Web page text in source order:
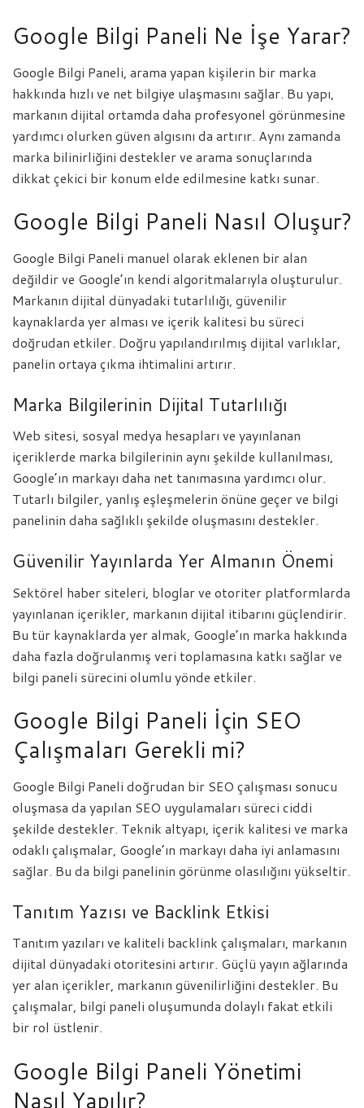
Google Bilgi Paneli Ne İşe Yarar?
Google Bilgi Paneli, arama yapan kişilerin bir marka
hakkında hızlı ve net bilgiye ulaşmasını sağlar. Bu yapı,
markanın dijital ortamda daha profesyonel görünmesine
yardımcı olurken güven algısını da artırır. Aynı zamanda
marka bilinirliğini destekler ve arama sonuçlarında
dikkat çekici bir konum elde edilmesine katkı sunar.
Google Bilgi Paneli Nasıl Oluşur?
Google Bilgi Paneli manuel olarak eklenen bir alan
değildir ve Google’ın kendi algoritmalarıyla oluşturulur.
Markanın dijital dünyadaki tutarlılığı, güvenilir
kaynaklarda yer alması ve içerik kalitesi bu süreci
doğrudan etkiler. Doğru yapılandırılmış dijital varlıklar,
panelin ortaya çıkma ihtimalini artırır.
Marka Bilgilerinin Dijital Tutarlılığı
Web sitesi, sosyal medya hesapları ve yayınlanan
içeriklerde marka bilgilerinin aynı şekilde kullanılması,
Google’ın markayı daha net tanımasına yardımcı olur.
Tutarlı bilgiler, yanlış eşleşmelerin önüne geçer ve bilgi
panelinin daha sağlıklı şekilde oluşmasını destekler.
Güvenilir Yayınlarda Yer Almanın Önemi
Sektörel haber siteleri, bloglar ve otoriter platformlarda
yayınlanan içerikler, markanın dijital itibarını güçlendirir.
Bu tür kaynaklarda yer almak, Google’ın marka hakkında
daha fazla doğrulanmış veri toplamasına katkı sağlar ve
bilgi paneli sürecini olumlu yönde etkiler.
Google Bilgi Paneli İçin SEO
Çalışmaları Gerekli mi?
Google Bilgi Paneli doğrudan bir SEO çalışması sonucu
oluşmasa da yapılan SEO uygulamaları süreci ciddi
şekilde destekler. Teknik altyapı, içerik kalitesi ve marka
odaklı çalışmalar, Google’ın markayı daha iyi anlamasını
sağlar. Bu da bilgi panelinin görünme olasılığını yükseltir.
Tanıtım Yazısı ve Backlink Etkisi
Tanıtım yazıları ve kaliteli backlink çalışmaları, markanın
dijital dünyadaki otoritesini artırır. Güçlü yayın ağlarında
yer alan içerikler, markanın güvenilirliğini destekler. Bu
çalışmalar, bilgi paneli oluşumunda dolaylı fakat etkili
bir rol üstlenir.
Google Bilgi Paneli Yönetimi
Nasıl Yapılır?